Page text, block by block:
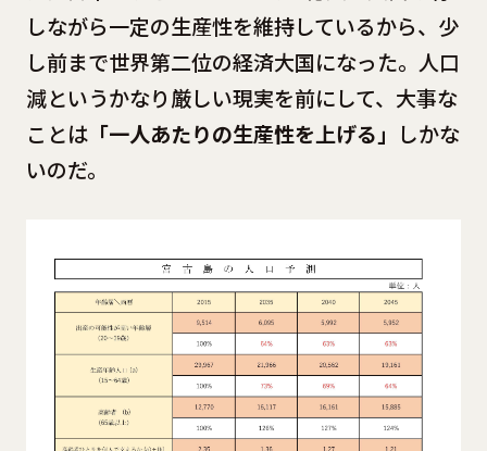
しながら一定の生産性を維持しているから、少
し前まで世界第二位の経済大国になった。人口
減というかなり厳しい現実を前にして、大事な
ことは「一人あたりの生産性を上げる」 しかな
いのだ。